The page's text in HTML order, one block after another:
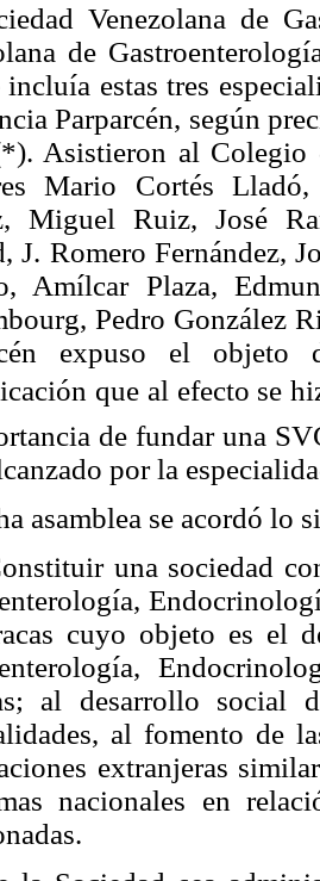
Venezolana de
de
incluía estas tres
Parparcén, según
Asistieron al
Mario Cortés
Miguel Ruiz, José
J. Romero Fernández,
Amílcar Plaza,
Pedro González
expuso el objeto
que al efecto se
de fundar una
por la
asamblea se acordó lo
una sociedad
cuyo objeto es el
al desarrollo social
al fomento de
extranjeras
nacionales en